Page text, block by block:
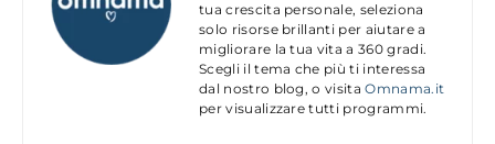
tua crescita personale, seleziona
solo risorse brillanti per aiutare a
migliorare la tua vita a 360 gradi.
Scegli il tema che più ti interessa
dal nostro blog, o visitaOmnama.it
per visualizzare tutti programmi.